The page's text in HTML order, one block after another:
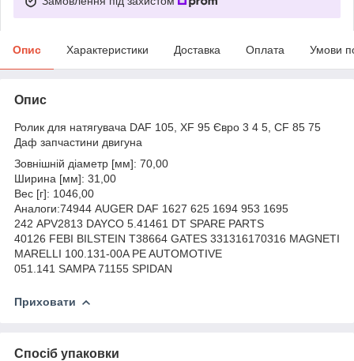
Опис Характеристики Доставка Оплата Умови
Опис
Ролик для натягувача DAF 105, XF 95 Євро 3 4 5, CF 85 75
Даф запчастини двигуна
Зовнішній діаметр [мм]: 70,00
Ширина [мм]: 31,00
Вес [г]: 1046,00
Аналоги:74944 AUGER DAF 1627 625 1694 953 1695
242 APV2813 DAYCO 5.41461 DT SPARE PARTS
40126 FEBI BILSTEIN T38664 GATES 331316170316 MAGNETI
MARELLI 100.131-00A PE AUTOMOTIVE
051.141 SAMPA 71155 SPIDAN
Приховати
Спосіб упаковки